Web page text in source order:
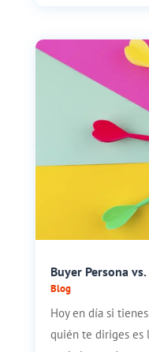
Buyer Persona
Blog
Hoy en día si
quién te diriges es